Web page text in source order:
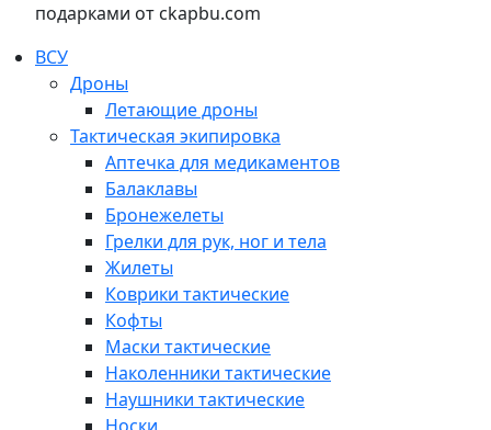
подарками от ckapbu.com
ВСУ
Дроны
Летающие дроны
Тактическая экипировка
Аптечка для медикаментов
Балаклавы
Бронежелеты
Грелки для рук, ног и тела
Жилеты
Коврики тактические
Кофты
Маски тактические
Наколенники тактические
Наушники тактические